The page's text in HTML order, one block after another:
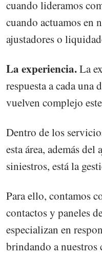
cuando lideramos
cuando actuamos en
ajustadores o
La experiencia.La
respuesta a cada una
vuelven complejo
Dentro de los
esta área, además
siniestros, está la
Para ello, contamos
contactos y paneles
especializan en
brindando a nuestros